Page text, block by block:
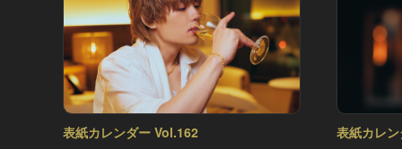
表紙カレンダー Vol.162 表紙カレ